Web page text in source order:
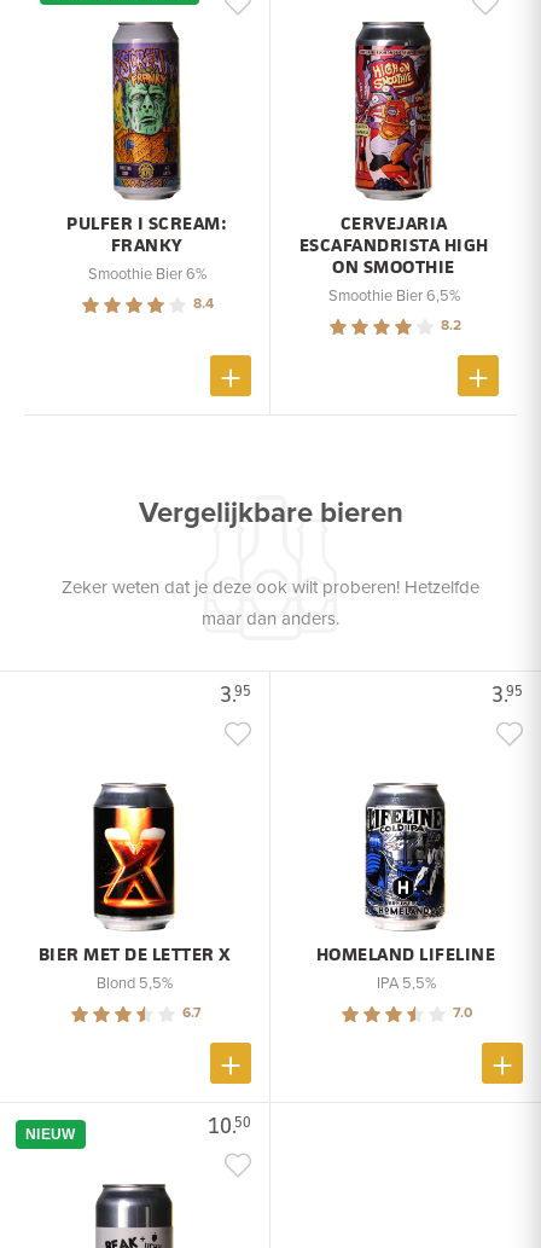
PULFER I SCREAM:
FRANKY
Smoothie Bier 6%
8.4
CERVEJARIA
ESCAFANDRISTA HIGH
ON SMOOTHIE
Smoothie Bier 6,5%
8.2
Vergelijkbare bieren
Zeker weten dat je deze ook wilt proberen! Hetzelfde
maar dan anders.
3.95
BIER MET DE LETTER X
Blond 5,5%
6.7
3.95
HOMELAND LIFELINE
IPA 5,5%
7.0
10.50
NIEUW